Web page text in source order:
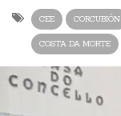
CEE CORCUBIÓN
COSTA DA MORTE